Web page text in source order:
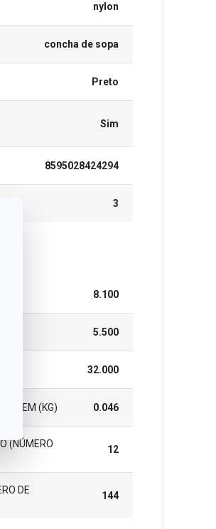
nylon
concha de sopa
Preto
Sim
8595028424294
3
8.100
5.500
32.000
(KG) 0.046
(NÚMERO
12
DE
144